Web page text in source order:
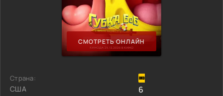
СМОТРЕТЬ ОНЛАЙН
Страна:
США 6